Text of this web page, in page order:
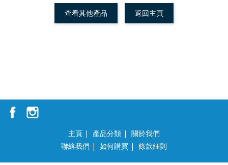
查看其他產品 返回主頁
主頁 | 產品分類 | 關於我們
聯絡我們 | 如何購買 | 條款細則